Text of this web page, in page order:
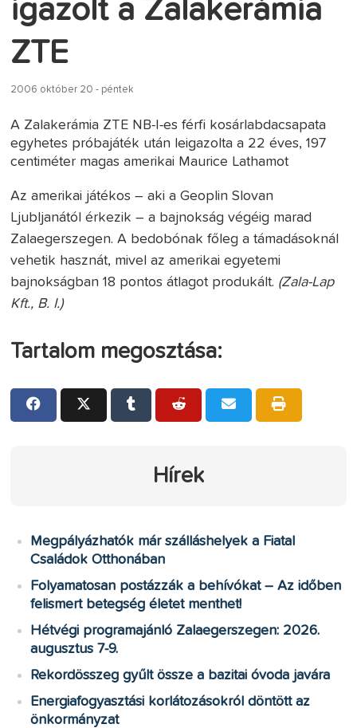
igazolt a Zalakerámia
ZTE
2006 október 20 - péntek
A Zalakerámia ZTE NB-I-es férfi kosárlabdacsapata
egyhetes próbajáték után leigazolta a 22 éves, 197
centiméter magas amerikai Maurice Lathamot
Az amerikai játékos – aki a Geoplin Slovan
Ljubljanától érkezik – a bajnokság végéig marad
Zalaegerszegen. A bedobónak főleg a támadásoknál
vehetik hasznát, mivel az amerikai egyetemi
bajnokságban 18 pontos átlagot produkált. (Zala-Lap
Kft., B. I.)
Tartalom megosztása:
Hírek
Megpályázhatók már szálláshelyek a Fiatal
Családok Otthonában
Folyamatosan postázzák a behívókat – Az időben
felismert betegség életet menthet!
Hétvégi programajánló Zalaegerszegen: 2026.
augusztus 7-9.
Rekordösszeg gyűlt össze a bazitai óvoda javára
Energiafogyasztási korlátozásokról döntött az
önkormányzat